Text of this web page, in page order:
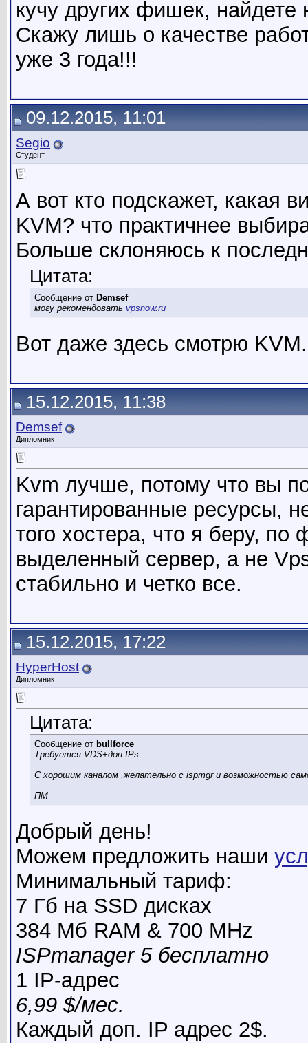
кучу других фишек, найдете
Скажу лишь о качестве
уже 3 года!!!
09.12.2015, 11:01
Segio
Студент
А вот кто подскажет, какая
KVM? что практичнее
Больше склоняюсь к
Цитата:
Сообщение от Demsef
могу рекомендовать vpsnow.ru
Вот даже здесь смотрю
15.12.2015, 11:38
Demsef
Дипломник
Kvm лучше, потому что вы
гарантированные ресурсы,
того хостера, что я беру,
выделенный сервер, а не
стабильно и четко все.
15.12.2015, 17:22
HyperHost
Дипломник
Цитата:
Сообщение от bullforce
Требуется VDS+доп IPs.
С хорошим каналом ,желательно с ispmgr и возможностью
ПМ
Добрый день!
Можем предложить наши
Минимальный тариф:
7 Гб на SSD дисках
384 Мб RAM & 700 MHz
ISPmanager 5 бесплатно
1 IP-адрес
6,99 $/мес.
Каждый доп. IP адрес 2$.